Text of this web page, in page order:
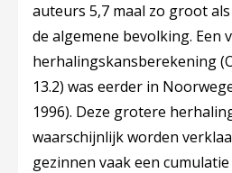
auteurs 5,7 maal zo groot
de algemene bevolking. Een
herhalingskansberekening
13.2) was eerder in
1996). Deze grotere
waarschijnlijk worden
gezinnen vaak een